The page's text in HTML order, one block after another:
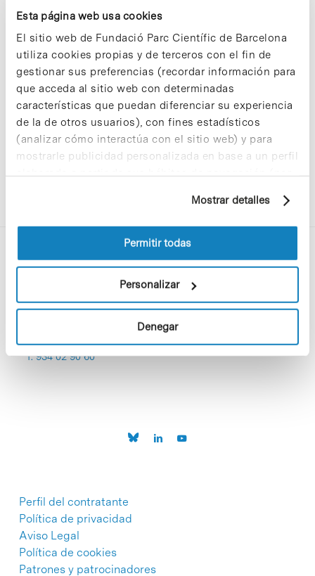
Esta página web usa cookies
El sitio web de Fundació Parc Científic de Barcelona
utiliza cookies propias y de terceros con el fin de
gestionar sus preferencias (recordar información para
que acceda al sitio web con determinadas
características que puedan diferenciar su experiencia
de la de otros usuarios), con fines estadísticos
(analizar cómo interactúa con el sitio web) y para
mostrarle publicidad personalizada en base a un perfil
elaborado a partir de sus hábitos de navegación (por
información sobre las cookies puede consultar
la Política de cookies del sitio web.
Mostrar detalles
Permitir todas
Personalizar
Denegar
Sorry, no results were found.
Please try again with different keywords.
C/Baldiri Reixac, 4-12 i 15
08028 Barcelona
T. 934 02 90 60
Perfil del contratante
Política de privacidad
Aviso Legal
Política de cookies
Patrones y patrocinadores